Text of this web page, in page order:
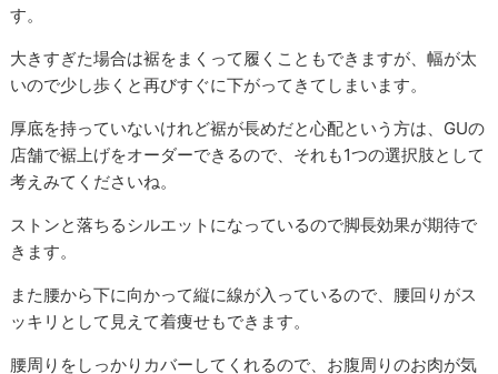
す。
大きすぎた場合は裾をまくって履くこともできますが、幅が太
いので少し歩くと再びすぐに下がってきてしまいます。
厚底を持っていないけれど裾が長めだと心配という方は、GUの
店舗で裾上げをオーダーできるので、それも1つの選択肢として
考えみてくださいね。
ストンと落ちるシルエットになっているので脚長効果が期待で
きます。
また腰から下に向かって縦に線が入っているので、腰回りがス
ッキリとして見えて着痩せもできます。
腰周りをしっかりカバーしてくれるので、お腹周りのお肉が気